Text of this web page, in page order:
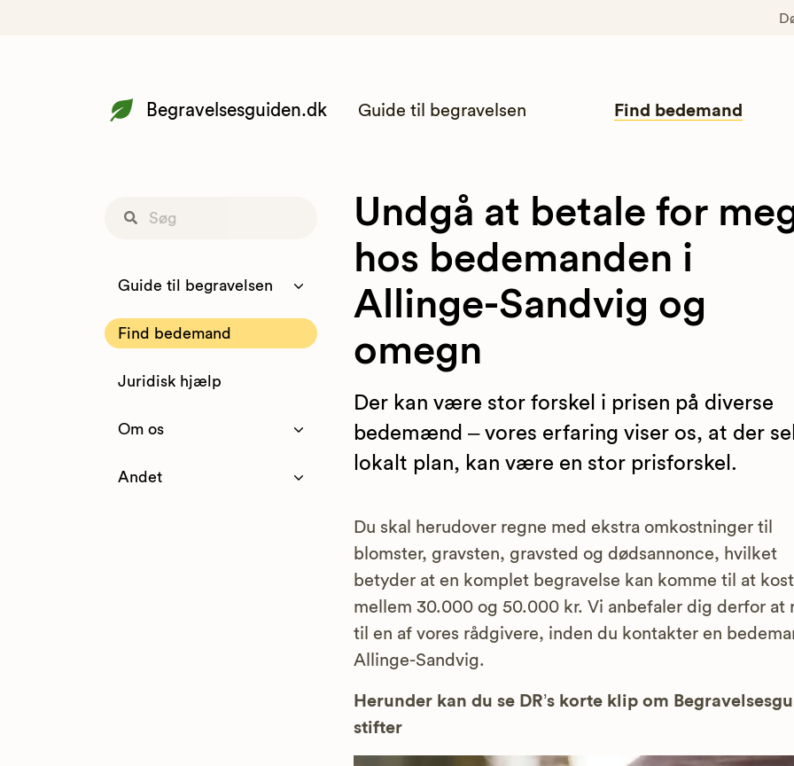
Begravelsesguiden.dk Guide til begravelsen Find bedemand
Guide til begravelsen
Find bedemand
Juridisk hjælp
Om os
Andet
Undgå at betale for
hos bedemanden i
Allinge-Sandvig og
omegn
Der kan være stor forskel i prisen på diverse
bedemænd – vores erfaring viser os, at der
lokalt plan, kan være en stor prisforskel.
Du skal herudover regne med ekstra omkostninger til
blomster, gravsten, gravsted og dødsannonce, hvilket
betyder at en komplet begravelse kan komme til at
mellem 30.000 og 50.000 kr. Vi anbefaler dig derfor at
til en af vores rådgivere, inden du kontakter en
Allinge-Sandvig.
Herunder kan du se DR’s korte klip om
stifter